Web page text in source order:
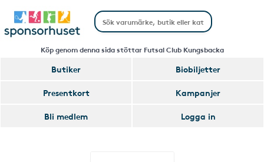
Köp genom denna sida stöttar Futsal Club Kungsbacka
Butiker
Biobiljetter
Presentkort
Kampanjer
Bli medlem
Logga in